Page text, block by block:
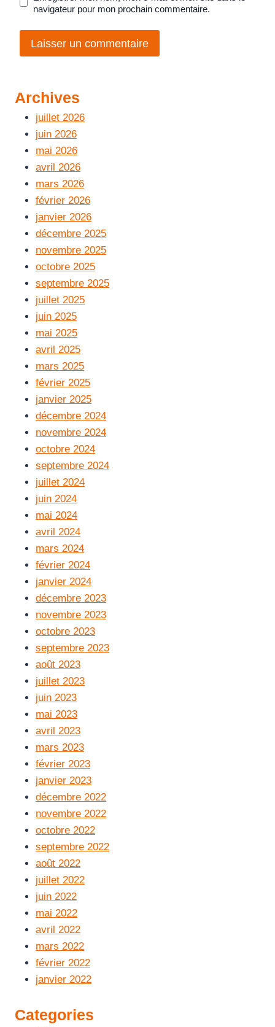
navigateur pour mon prochain commentaire.
Archives
juillet 2026
juin 2026
mai 2026
avril 2026
mars 2026
février 2026
janvier 2026
décembre 2025
novembre 2025
octobre 2025
septembre 2025
juillet 2025
juin 2025
mai 2025
avril 2025
mars 2025
février 2025
janvier 2025
décembre 2024
novembre 2024
octobre 2024
septembre 2024
juillet 2024
juin 2024
mai 2024
avril 2024
mars 2024
février 2024
janvier 2024
décembre 2023
novembre 2023
octobre 2023
septembre 2023
août 2023
juillet 2023
juin 2023
mai 2023
avril 2023
mars 2023
février 2023
janvier 2023
décembre 2022
novembre 2022
octobre 2022
septembre 2022
août 2022
juillet 2022
juin 2022
mai 2022
avril 2022
mars 2022
février 2022
janvier 2022
Categories